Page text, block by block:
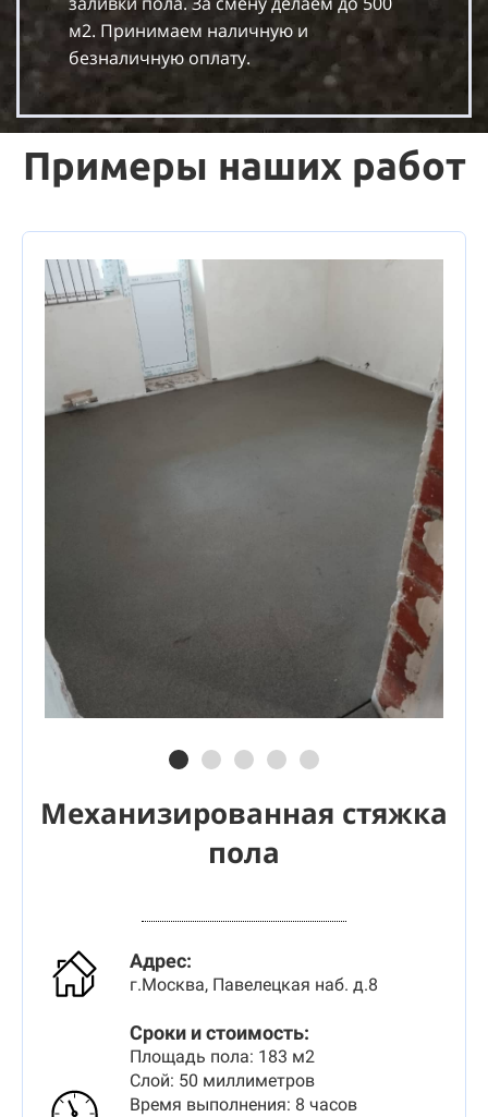
м2. Принимаем наличную и
безналичную оплату.
Примеры наших работ
Механизированная стяжка
пола
Адрес:
г.Москва, Павелецкая наб. д.8
Сроки и стоимость:
Площадь пола: 183 м2
Слой: 50 миллиметров
Время выполнения: 8 часов